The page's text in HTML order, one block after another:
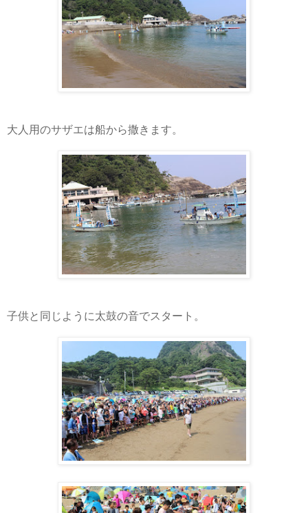
大人用のサザエは船から撒きます。
子供と同じように太鼓の音でスタート。